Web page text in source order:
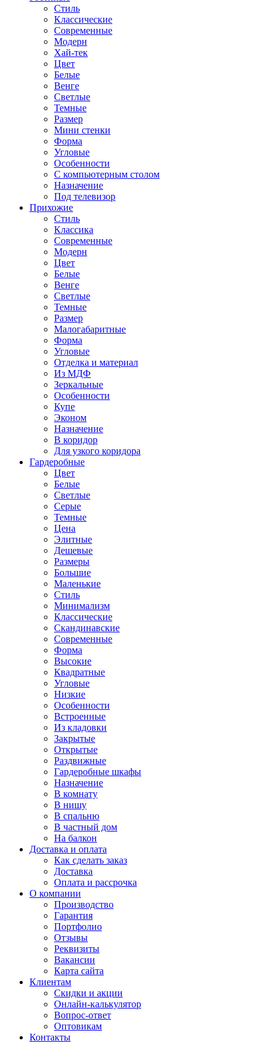
Стиль
Классические
Современные
Модерн
Хай-тек
Цвет
Белые
Венге
Светлые
Темные
Размер
Мини стенки
Форма
Угловые
Особенности
С компьютерным столом
Назначение
Под телевизор
Прихожие
Стиль
Классика
Современные
Модерн
Цвет
Белые
Венге
Светлые
Темные
Размер
Малогабаритные
Форма
Угловые
Отделка и материал
Из МДФ
Зеркальные
Особенности
Купе
Эконом
Назначение
В коридор
Для узкого коридора
Гардеробные
Цвет
Белые
Светлые
Серые
Темные
Цена
Элитные
Дешевые
Размеры
Большие
Маленькие
Стиль
Минимализм
Классические
Скандинавские
Современные
Форма
Высокие
Квадратные
Угловые
Низкие
Особенности
Встроенные
Из кладовки
Закрытые
Открытые
Раздвижные
Гардеробные шкафы
Назначение
В комнату
В нишу
В спальню
В частный дом
На балкон
Доставка и оплата
Как сделать заказ
Доставка
Оплата и рассрочка
О компании
Производство
Гарантия
Портфолио
Отзывы
Реквизиты
Вакансии
Карта сайта
Клиентам
Скидки и акции
Онлайн-калькулятор
Вопрос-ответ
Оптовикам
Контакты